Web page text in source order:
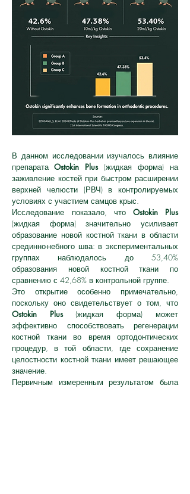
В данном исследовании изучалось влияние
препарата Ostokin Plus (жидкая форма) на
заживление костей при быстром расширении
верхней челюсти (РВЧ) в контролируемых
условиях с участием самцов крыс.
Исследование показало, что
Ostokin Plus
(жидкая форма) значительно усиливает
образование новой костной ткани в области
срединно-небного шва: в экспериментальных
группах наблюдалось до 53,40%
образования новой костной ткани по
сравнению с 42,68% в контрольной группе.
Это открытие особенно примечательно,
поскольку оно свидетельствует о том, что
Ostokin Plus
(жидкая форма) может
эффективно способствовать регенерации
костной ткани во время ортодонтических
процедур, в той области, где сохранение
целостности костной ткани имеет решающее
значение.
Первичным измеренным результатом была